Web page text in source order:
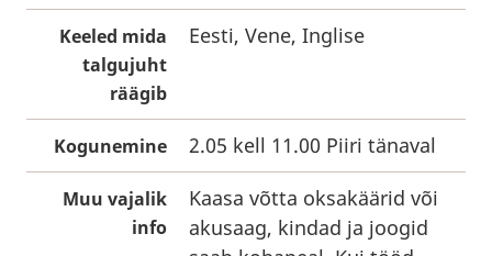
Keeled mida
talgujuht
räägib
Eesti, Vene, Inglise
Kogunemine 2.05 kell 11.00 Piiri tänaval
Muu vajalik
info
Kaasa võtta oksakäärid või
akusaag, kindad ja joogid